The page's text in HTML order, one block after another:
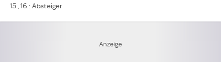
15., 16.: Absteiger